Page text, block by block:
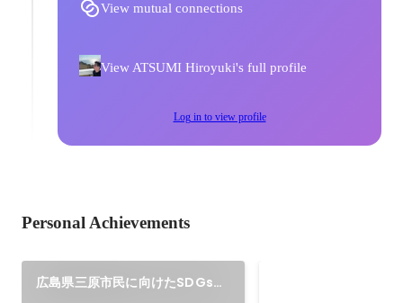
View mutual connections
View ATSUMI Hiroyuki's full profile
Log in to view profile
Personal Achievements
広島県三原市民に向けたSDGsカ